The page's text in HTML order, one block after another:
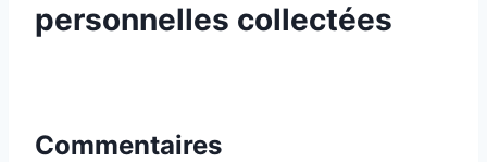
personnelles collectées
Commentaires